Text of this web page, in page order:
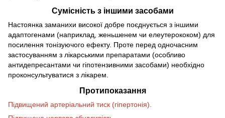
Сумісність з іншими засобами
Настоянка заманихи високої добре поєднується з іншими
адаптогенами (наприклад, женьшенем чи елеутерококом) для
посилення тонізуючого ефекту. Проте перед одночасним
застосуванням з лікарськими препаратами (особливо
антидепресантами чи гіпотензивними засобами) необхідно
проконсультуватися з лікарем.
Протипоказання
Підвищений артеріальний тиск (гіпертонія).